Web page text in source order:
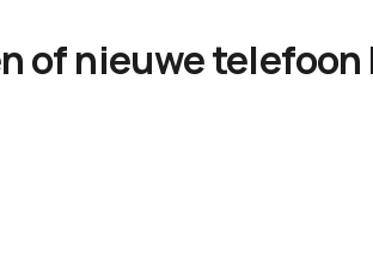
of nieuwe telefoon